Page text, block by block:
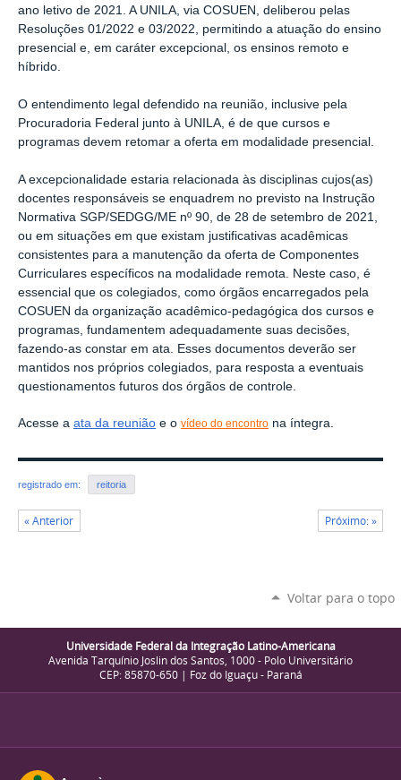
ano letivo de 2021. A UNILA, via COSUEN, deliberou pelas
Resoluções 01/2022 e 03/2022, permitindo a atuação do ensino
presencial e, em caráter excepcional, os ensinos remoto e
híbrido.
O entendimento legal defendido na reunião, inclusive pela
Procuradoria Federal junto à UNILA, é de que cursos e
programas devem retomar a oferta em modalidade presencial.
A excepcionalidade estaria relacionada às disciplinas cujos(as)
docentes responsáveis se enquadrem no previsto na Instrução
Normativa SGP/SEDGG/ME nº 90, de 28 de setembro de 2021,
ou em situações em que existam justificativas acadêmicas
consistentes para a manutenção da oferta de Componentes
Curriculares específicos na modalidade remota. Neste caso, é
essencial que os colegiados, como órgãos encarregados pela
COSUEN da organização acadêmico-pedagógica dos cursos e
programas, fundamentem adequadamente suas decisões,
fazendo-as constar em ata. Esses documentos deverão ser
mantidos nos próprios colegiados, para resposta a eventuais
questionamentos futuros dos órgãos de controle.
Acesse a ata da reunião e o vídeo do encontro na íntegra.
registrado em: reitoria
« Anterior Próximo: »
Voltar para o topo
Universidade Federal da Integração Latino-Americana
Avenida Tarquínio Joslin dos Santos, 1000 - Polo Universitário
CEP: 85870-650 | Foz do Iguaçu - Paraná